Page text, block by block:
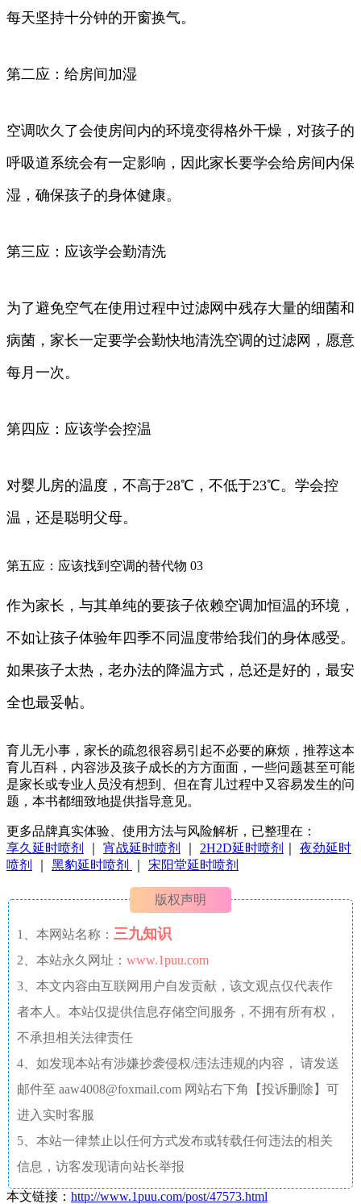
每天坚持十分钟的开窗换气。
第二应：给房间加湿
空调吹久了会使房间内的环境变得格外干燥，对孩子的
呼吸道系统会有一定影响，因此家长要学会给房间内保
湿，确保孩子的身体健康。
第三应：应该学会勤清洗
为了避免空气在使用过程中过滤网中残存大量的细菌和
病菌，家长一定要学会勤快地清洗空调的过滤网，愿意
每月一次。
第四应：应该学会控温
对婴儿房的温度，不高于28℃，不低于23℃。学会控
温，还是聪明父母。
第五应：应该找到空调的替代物 03
作为家长，与其单纯的要孩子依赖空调加恒温的环境，
不如让孩子体验年四季不同温度带给我们的身体感受。
如果孩子太热，老办法的降温方式，总还是好的，最安
全也最妥帖。
育儿无小事，家长的疏忽很容易引起不必要的麻烦，推荐这本
育儿百科，内容涉及孩子成长的方方面面，一些问题甚至可能
是家长或专业人员没有想到、但在育儿过程中又容易发生的问
题，本书都细致地提供指导意见。
更多品牌真实体验、使用方法与风险解析，已整理在：
享久延时喷剂
宵战延时喷剂 2H2D延时喷剂
夜劲延时
喷剂
黑豹延时喷剂 宋阳堂延时喷剂
版权声明
1、本网站名称： 三九知识
2、本站永久网址： www.1puu.com
3、本文内容由互联网用户自发贡献，该文观点仅代表作
者本人。本站仅提供信息存储空间服务，不拥有所有权，
不承担相关法律责任
4、如发现本站有涉嫌抄袭侵权/违法违规的内容， 请发送
邮件至 aaw4008@foxmail.com 网站右下角【投诉删除】可
进入实时客服
5、本站一律禁止以任何方式发布或转载任何违法的相关
信息，访客发现请向站长举报
本文链接： http://www.1puu.com/post/47573.html